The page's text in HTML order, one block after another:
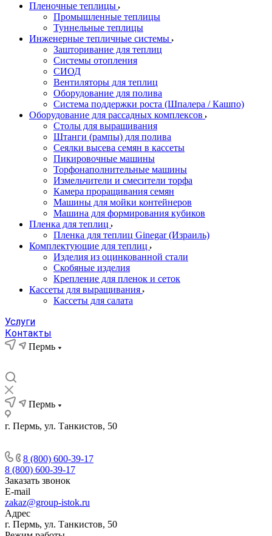
Пленочные теплицы
Промышленные теплицы
Туннельные теплицы
Инженерные тепличные системы
Зашторивание для теплиц
Системы отопления
СИОД
Вентиляторы для теплиц
Оборудование для полива
Система поддержки роста (Шпалера / Кашпо)
Оборудование для рассадных комплексов
Столы для выращивания
Штанги (рампы) для полива
Сеялки высева семян в кассеты
Пикировочные машины
Торфонаполнительные машины
Измельчители и смесители торфа
Камера проращивания семян
Машины для мойки контейнеров
Машина для формирования кубиков
Пленка для теплиц
Пленка для теплиц Ginegar (Израиль)
Комплектующие для теплиц
Изделия из оцинкованной стали
Скобяные изделия
Крепление для пленок и сеток
Кассеты для выращивания
Кассеты для салата
Услуги
Контакты
Пермь
Пермь
г. Пермь, ул. Танкистов, 50
8 (800) 600-39-17
8 (800) 600-39-17
Заказать звонок
E-mail
zakaz@group-istok.ru
Адрес
г. Пермь, ул. Танкистов, 50